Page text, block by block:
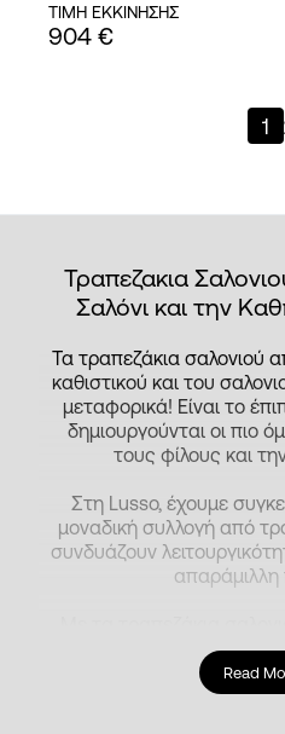
ΤΙΜΗ ΕΚΚΙΝΗΣΗΣ
904 €
1
Τραπεζακια
Σαλόνι και την
Τα τραπεζάκια σαλονιού
καθιστικού και του
μεταφορικά! Είναι το
δημιουργούνται οι πιο
τους φίλους και
Στη Lusso, έχουμε
μοναδική συλλογή από
συνδυάζουν
απαράμιλλη
Να οργανώσετε
έχοντας εύκολη
Read